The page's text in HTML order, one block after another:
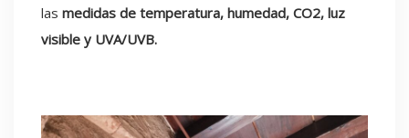
las medidas de temperatura, humedad, CO2, luz
visible y UVA/UVB.